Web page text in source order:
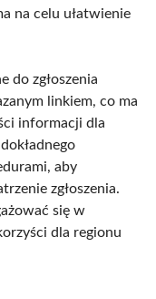
na celu ułatwienie
do zgłoszenia
linkiem, co ma
informacji dla
aby
zgłoszenia.
się w
dla regionu